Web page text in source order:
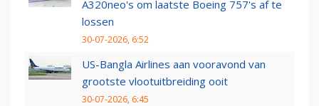
A320neo's om laatste Boeing 757's af te
lossen
30-07-2026, 6:52
US-Bangla Airlines aan vooravond van
grootste vlootuitbreiding ooit
30-07-2026, 6:45